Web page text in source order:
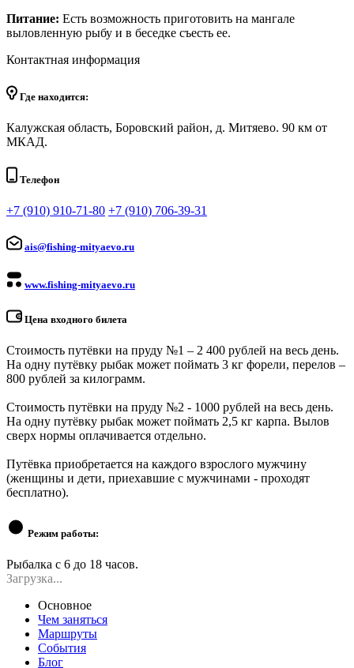
Питание: Есть возможность приготовить на мангале
выловленную рыбу и в беседке съесть ее.
Контактная информация
Где находится:
Калужская область, Боровский район, д. Митяево. 90 км от
МКАД.
Телефон
+7 (910) 910-71-80 +7 (910) 706-39-31
ais@fishing-mityaevo.ru
www.fishing-mityaevo.ru
Цена входного билета
Стоимость путёвки на пруду №1 – 2 400 рублей на весь день.
На одну путёвку рыбак может поймать 3 кг форели, перелов –
800 рублей за килограмм.
Стоимость путёвки на пруду №2 - 1000 рублей на весь день.
На одну путёвку рыбак может поймать 2,5 кг карпа. Вылов
сверх нормы оплачивается отдельно.
Путёвка приобретается на каждого взрослого мужчину
(женщины и дети, приехавшие с мужчинами - проходят
бесплатно).
Режим работы:
Рыбалка с 6 до 18 часов.
Загрузка...
Основное
Чем заняться
Маршруты
События
Блог